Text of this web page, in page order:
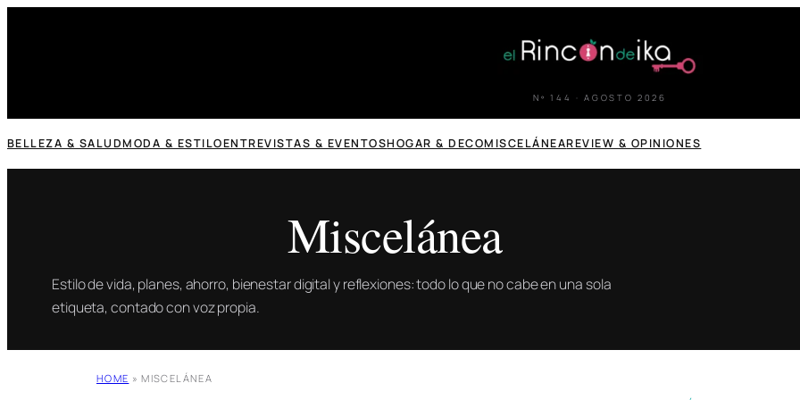
Nº 144 · AGOSTO 2026
BELLEZA & SALUDMODA & ESTILOENTREVISTAS & EVENTOSHOGAR & DECOMISCELÁNEAREVIEW & OPINIONES
Miscelánea
Estilo de vida, planes, ahorro, bienestar digital y reflexiones: todo lo que no cabe en una sola
etiqueta, contado con voz propia.
HOME » MISCELÁNEA